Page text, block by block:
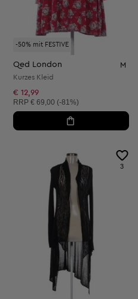
-50% mit FESTIVE
Qed London M
Kurzes Kleid
€ 12,99
Unverbindliche Preisempfehlung:
RRP € 69,00 (-81%)
3